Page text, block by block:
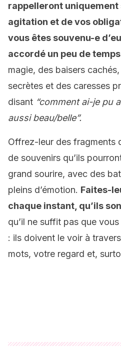
rappelleront uniquement
agitation et de vos
vous êtes souvenu-e
accordé un peu de temps
magie, des baisers
secrètes et des caresses
disant “comment ai-je pu
aussi beau/belle”.
Offrez-leur des fragments
de souvenirs qu’ils
grand sourire, avec des
pleins d’émotion. Faites-
chaque instant, qu’ils
qu’il ne suffit pas que
: ils doivent le voir à
mots, votre regard et,